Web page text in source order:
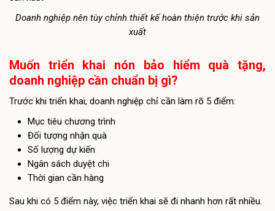
Doanh nghiệp nên tùy chỉnh thiết kế hoàn thiện trước khi sản
xuất
Muốn triển khai nón bảo hiểm quà tặng,
doanh nghiệp cần chuẩn bị gì?
Trước khi triển khai, doanh nghiệp chỉ cần làm rõ 5 điểm:
Mục tiêu chương trình
Đối tượng nhận quà
Số lượng dự kiến
Ngân sách duyệt chi
Thời gian cần hàng
Sau khi có 5 điểm này, việc triển khai sẽ đi nhanh hơn rất nhiều.